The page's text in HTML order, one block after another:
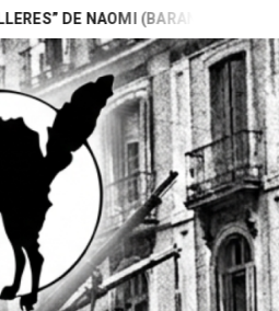
NAOMI (BARAN GALIZA)